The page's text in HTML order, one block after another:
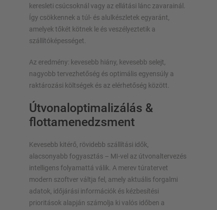
keresleti csúcsoknál vagy az ellátási lánc zavarainál.
Így csökkennek a túl- és alulkészletek egyaránt,
amelyek tőkét kötnek le és veszélyeztetik a
szállítóképességet.
Az eredmény: kevesebb hiány, kevesebb selejt,
nagyobb tervezhetőség és optimális egyensúly a
raktározási költségek és az elérhetőség között.
Útvonaloptimalizálás &
flottamenedzsment
Kevesebb kitérő, rövidebb szállítási idők,
alacsonyabb fogyasztás – MI-vel az útvonaltervezés
intelligens folyamattá válik. A merev túratervet
modern szoftver váltja fel, amely aktuális forgalmi
adatok, időjárási információk és kézbesítési
prioritások alapján számolja ki valós időben a